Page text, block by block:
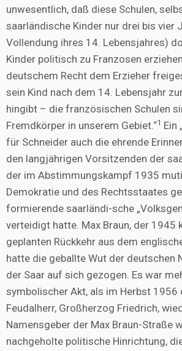
unwesentlich, daß diese Schulen,
saarländische Kinder nur drei bis vier
Vollendung ihres 14. Lebensjahres)
Kinder politisch zu Franzosen
deutschem Recht dem Erzieher
sein Kind nach dem 14. Lebensjahr
hingibt – die französischen Schulen
Fremdkörper in unserem Gebiet.“1 Ein
für Schneider auch die ehrende
den langjährigen Vorsitzenden der
der im Abstimmungskampf 1935
Demokratie und des Rechtsstaates
formierende saarländi-sche
verteidigt hatte. Max Braun, der 1945
geplanten Rückkehr aus dem
hatte die geballte Wut der deutschen
der Saar auf sich gezogen. Es war
symbolischer Akt, als im Herbst 1956
Feudalherr, Großherzog Friedrich,
Namensgeber der Max Braun-Straße
nachgeholte politische Hinrichtung,